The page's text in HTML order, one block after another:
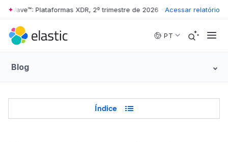
Skip to main content
Plataformas XDR, 2º trimestre de 2026 • The Forrester
Acessar relatório
PT
Blog
Table of Contents
Índice